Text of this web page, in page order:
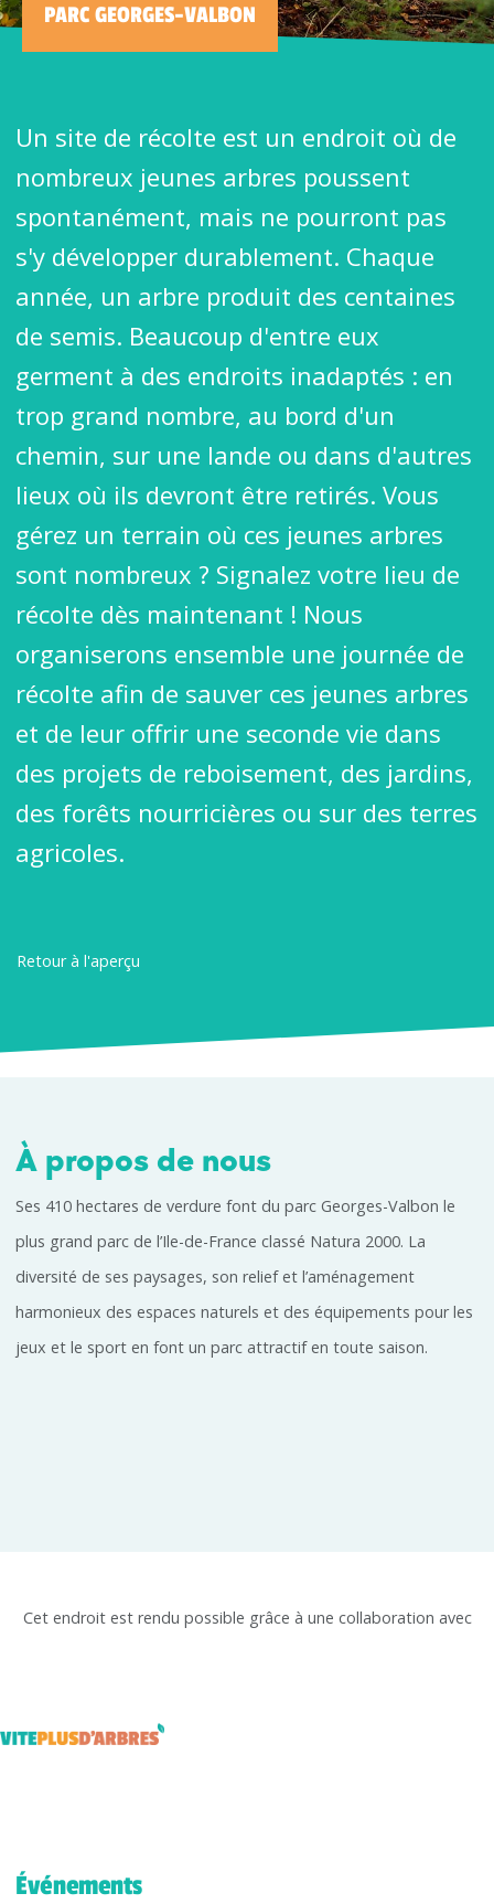
PARC GEORGES-VALBON
Un site de récolte est un endroit où de
nombreux jeunes arbres poussent
spontanément, mais ne pourront pas
s'y développer durablement. Chaque
année, un arbre produit des centaines
de semis. Beaucoup d'entre eux
germent à des endroits inadaptés : en
trop grand nombre, au bord d'un
chemin, sur une lande ou dans d'autres
lieux où ils devront être retirés. Vous
gérez un terrain où ces jeunes arbres
sont nombreux ? Signalez votre lieu de
récolte dès maintenant ! Nous
organiserons ensemble une journée de
récolte afin de sauver ces jeunes arbres
et de leur offrir une seconde vie dans
des projets de reboisement, des jardins,
des forêts nourricières ou sur des terres
agricoles.
Retour à l'aperçu
À propos de nous
Ses 410 hectares de verdure font du parc Georges-Valbon le
plus grand parc de l’Ile-de-France classé Natura 2000. La
diversité de ses paysages, son relief et l’aménagement
harmonieux des espaces naturels et des équipements pour les
jeux et le sport en font un parc attractif en toute saison.
Cet endroit est rendu possible grâce à une collaboration avec
Événements